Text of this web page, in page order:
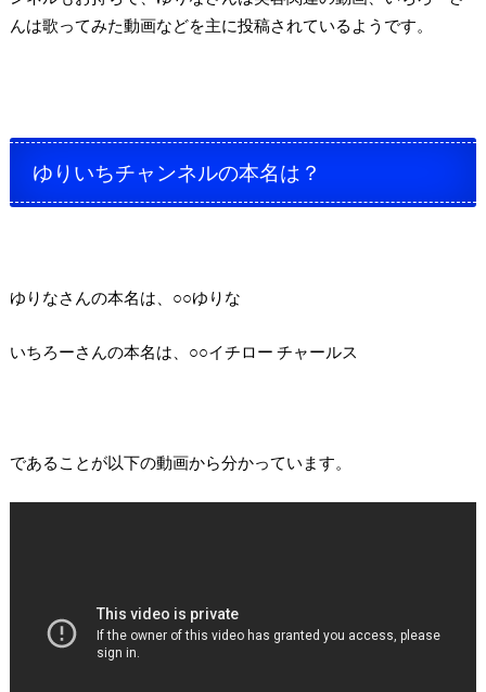
んは歌ってみた動画などを主に投稿されているようです。
ゆりいちチャンネルの本名は？
ゆりなさんの本名は、○○ゆりな
いちろーさんの本名は、○○イチロー チャールス
であることが以下の動画から分かっています。